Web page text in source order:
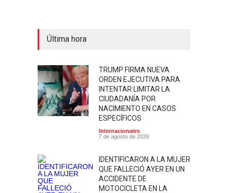
Última hora
TRUMP FIRMA NUEVA
ORDEN EJECUTIVA PARA
INTENTAR LIMITAR LA
CIUDADANÍA POR
NACIMIENTO EN CASOS
ESPECÍFICOS
Internacionales
7 de agosto de 2026
IDENTIFICARON A LA MUJER
QUE FALLECIÓ AYER EN UN
ACCIDENTE DE
MOTOCICLETA EN LA